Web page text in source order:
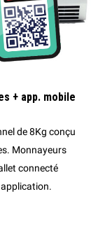
+ app. mobile
de 8Kg conçu
Monnayeurs
connecté